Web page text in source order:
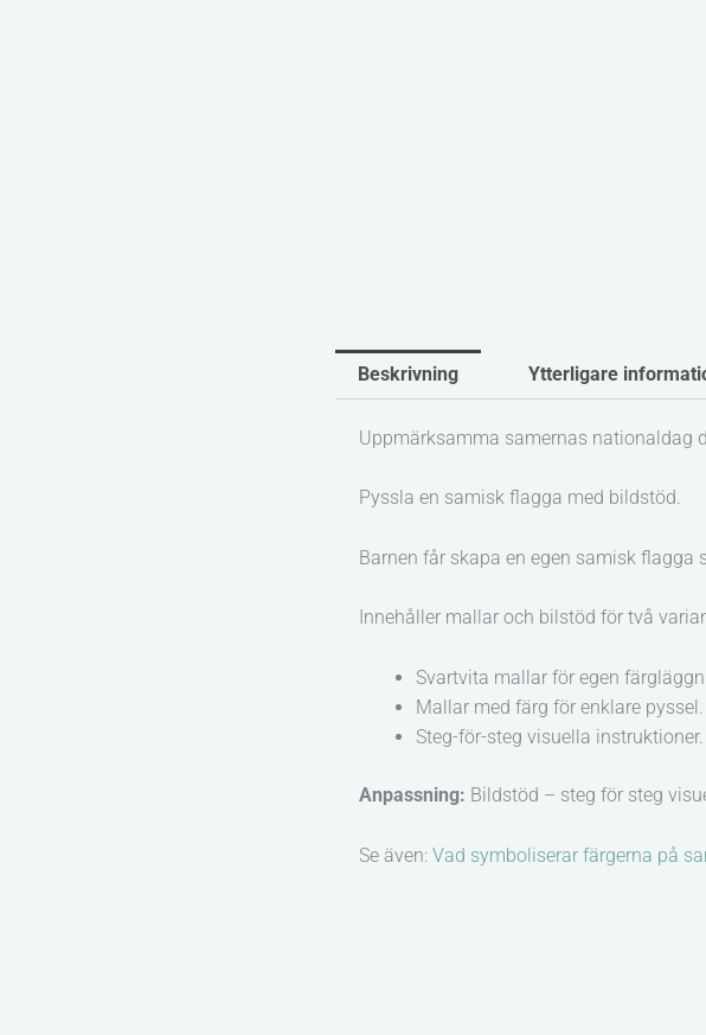
Beskrivning Ytterligare
Uppmärksamma samernas nationaldag
Pyssla en samisk flagga med bildstöd.
Barnen får skapa en egen samisk
Innehåller mallar och bilstöd för två
Svartvita mallar för egen
Mallar med färg för enklare pyssel.
Steg-för-steg visuella instruktioner.
Anpassning: Bildstöd – steg för steg
Se även: Vad symboliserar färgerna på